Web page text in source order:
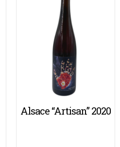
Alsace “Artisan” 2020